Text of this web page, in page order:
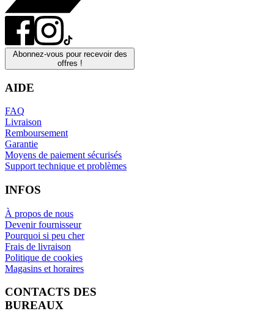
Abonnez-vous pour recevoir des
offres !
AIDE
FAQ
Livraison
Remboursement
Garantie
Moyens de paiement sécurisés
Support technique et problèmes
INFOS
À propos de nous
Devenir fournisseur
Pourquoi si peu cher
Frais de livraison
Politique de cookies
Magasins et horaires
CONTACTS DES
BUREAUX